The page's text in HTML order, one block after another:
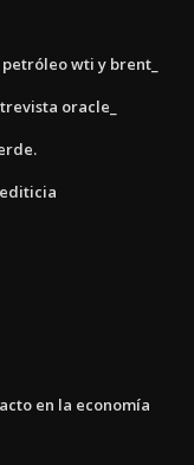
wti y brent_
oracle_
en la economía